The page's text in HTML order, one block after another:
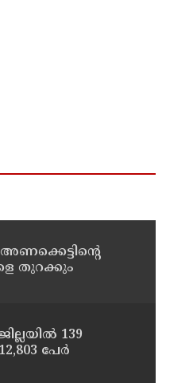
അണക്കെട്ടിന്റെ
തുറക്കും
139
പേര്‍